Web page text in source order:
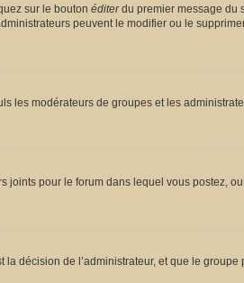
sur le bouton éditerdu premier message du
peuvent le modifier ou le
les modérateurs de groupes et les
joints pour le forum dans lequel vous postez,
décision de l’administrateur, et que le groupe